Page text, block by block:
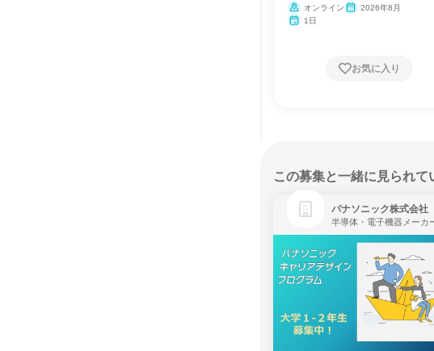
オンライン
2026年8月
1日
お気に入り
この募集と一緒に見られて
パナソニック株式会社
半導体・電子機器メーカ